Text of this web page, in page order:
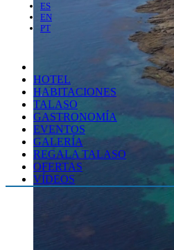
ES
EN
PT
HOTEL
HABITACIONES
TALASO
GASTRONOMÍA
EVENTOS
GALERÍA
REGALA TALASO
OFERTAS
VÍDEOS